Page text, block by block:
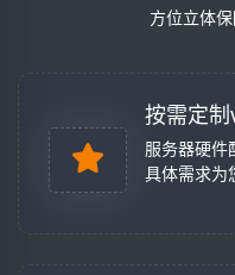
方位立体
按需定制
服务器硬件
具体需求为